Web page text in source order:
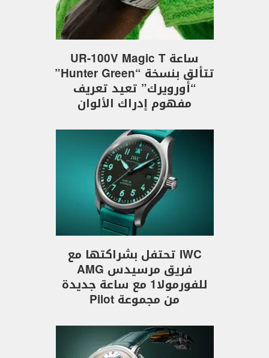
ساعة UR-100V Magic T
تتألق بنسخة “Hunter Green”
“أورويرك” تعيد تعريف
مفهوم إدراك الألوان
IWC تحتفل بشراكتها مع
فريق مرسيدس AMG
للفورمولا1 مع ساعة جديدة
من مجموعة Pilot